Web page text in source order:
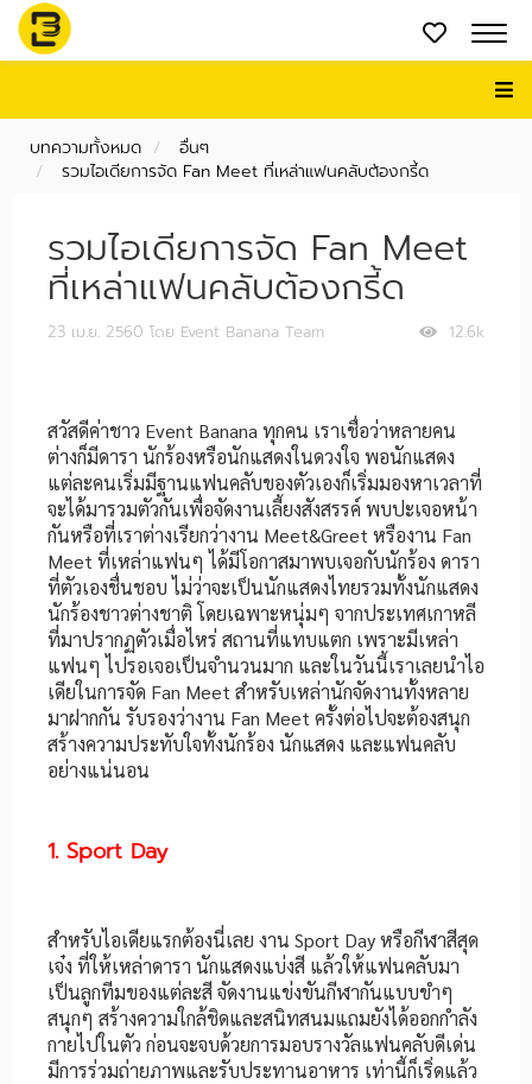
บทความทั้งหมด
อื่นๆ
รวมไอเดียการจัด Fan Meet ที่เหล่าแฟนคลับต้องกรี้ด
รวมไอเดียการจัด Fan Meet
ที่เหล่าแฟนคลับต้องกรี้ด
12.6k
23 เม.ย. 2560 โดย Event Banana Team
สวัสดีค่าชาว Event Banana ทุกคน เราเชื่อว่าหลายคน
ต่างก็มีดารา นักร้องหรือนักแสดงในดวงใจ พอนักแสดง
แต่ละคนเริ่มมีฐานแฟนคลับของตัวเองก็เริ่มมองหาเวลาที่
จะได้มารวมตัวกันเพื่อจัดงานเลี้ยงสังสรรค์ พบปะเจอหน้า
กันหรือที่เราต่างเรียกว่างาน Meet&Greet หรืองาน Fan
Meet ที่เหล่าแฟนๆ ได้มีโอกาสมาพบเจอกับนักร้อง ดารา
ที่ตัวเองชื่นชอบ ไม่ว่าจะเป็นนักแสดงไทยรวมทั้งนักแสดง
นักร้องชาวต่างชาติ โดยเฉพาะหนุ่มๆ จากประเทศเกาหลี
ที่มาปรากฏตัวเมื่อไหร่ สถานที่แทบแตก เพราะมีเหล่า
แฟนๆ ไปรอเจอเป็นจำนวนมาก และในวันนี้เราเลยนำไอ
เดียในการจัด Fan Meet สำหรับเหล่านักจัดงานทั้งหลาย
มาฝากกัน รับรองว่างาน Fan Meet ครั้งต่อไปจะต้องสนุก
สร้างความประทับใจทั้งนักร้อง นักแสดง และแฟนคลับ
อย่างแน่นอน
1. Sport Day
สำหรับไอเดียแรกต้องนี่เลย งาน Sport Day หรือกีฬาสีสุด
เจ๋ง ที่ให้เหล่าดารา นักแสดงแบ่งสี แล้วให้แฟนคลับมา
เป็นลูกทีมของแต่ละสี จัดงานแข่งขันกีฬากันแบบขำๆ
สนุกๆ สร้างความใกล้ชิดและสนิทสนมแถมยังได้ออกกำลัง
กายไปในตัว ก่อนจะจบด้วยการมอบรางวัลแฟนคลับดีเด่น
มีการร่วมถ่ายภาพและรับประทานอาหาร เท่านี้ก็เริ่ดแล้ว